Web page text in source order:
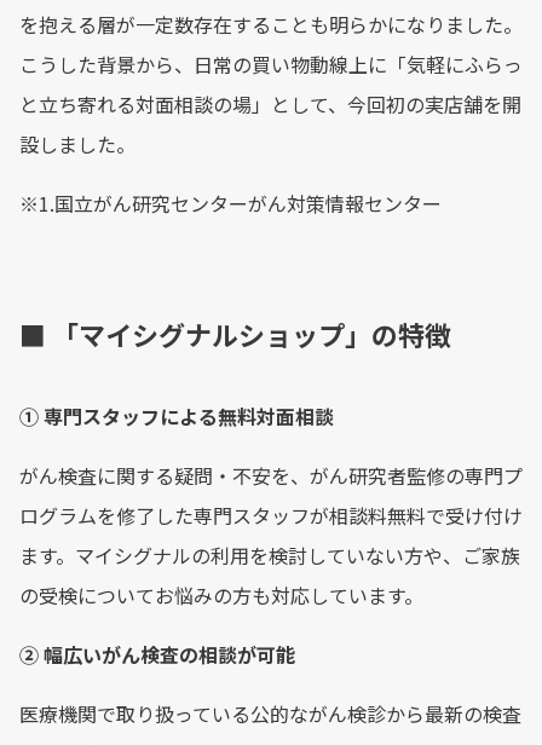
を抱える層が一定数存在することも明らかになりました。
こうした背景から、日常の買い物動線上に「気軽にふらっ
と立ち寄れる対面相談の場」として、今回初の実店舗を開
設しました。
※1.国立がん研究センターがん対策情報センター
■ 「マイシグナルショップ」の特徴
① 専門スタッフによる無料対面相談
がん検査に関する疑問・不安を、がん研究者監修の専門プ
ログラムを修了した専門スタッフが相談料無料で受け付け
ます。マイシグナルの利用を検討していない方や、ご家族
の受検についてお悩みの方も対応しています。
② 幅広いがん検査の相談が可能
医療機関で取り扱っている公的ながん検診から最新の検査